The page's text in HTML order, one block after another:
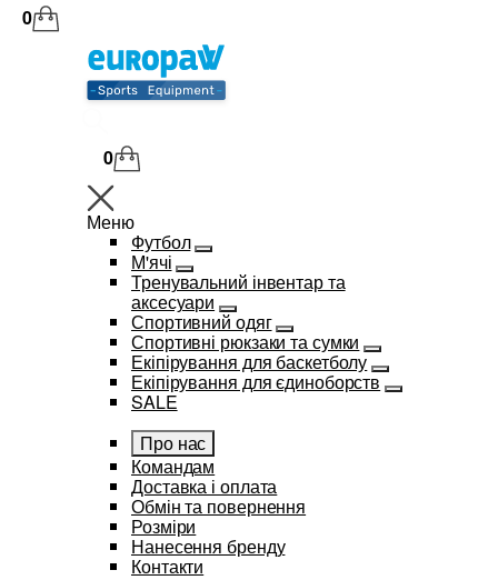
0
0
Меню
Футбол
М'ячі
Тренувальний інвентар та
аксесуари
Спортивний одяг
Спортивні рюкзаки та сумки
Екіпірування для баскетболу
Екіпірування для єдиноборств
SALE
Про нас
Командам
Доставка і оплата
Обмін та повернення
Розміри
Нанесення бренду
Контакти